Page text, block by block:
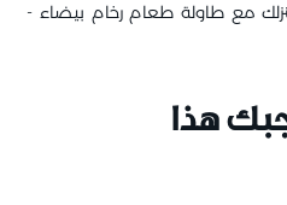
مع طاولة طعام رخام بيضاء -
هذا